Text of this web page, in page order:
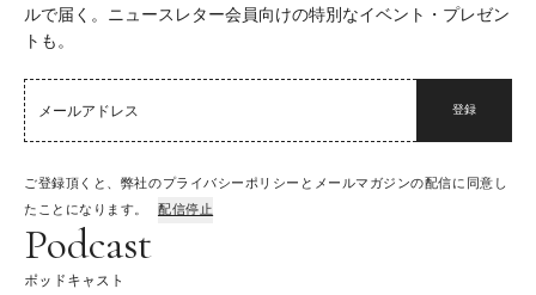
ルで届く。ニュースレター会員向けの特別なイベント・プレゼン
トも。
登録
ご登録頂くと、弊社のプライバシーポリシーとメールマガジンの配信に同意し
たことになります。
配信停止
Podcast
ポッドキャスト